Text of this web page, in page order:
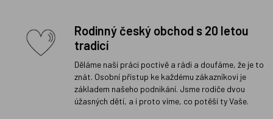
Rodinný český obchod s 20 letou
tradicí
Děláme naši práci poctivě a rádi a doufáme, že je to
znát. Osobní přístup ke každému zákazníkovi je
základem našeho podnikání. Jsme rodiče dvou
úžasných dětí, a i proto víme, co potěší ty Vaše.